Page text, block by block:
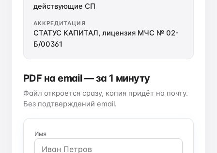
действующие СП
АККРЕДИТАЦИЯ
СТАТУС КАПИТАЛ, лицензия МЧС № 02-
Б/00361
PDF на email — за 1 минуту
Файл откроется сразу, копия придёт на почту.
Без подтверждений email.
Имя